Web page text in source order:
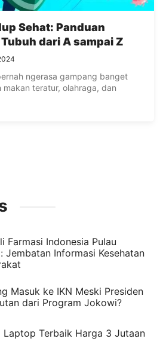
Sehat: Panduan
dari A sampai Z
ngerasa gampang banget
makan teratur, olahraga, dan
Farmasi Indonesia Pulau
Jembatan Informasi Kesehatan
Masuk ke IKN Meski Presiden
dari Program Jokowi?
Laptop Terbaik Harga 3 Jutaan